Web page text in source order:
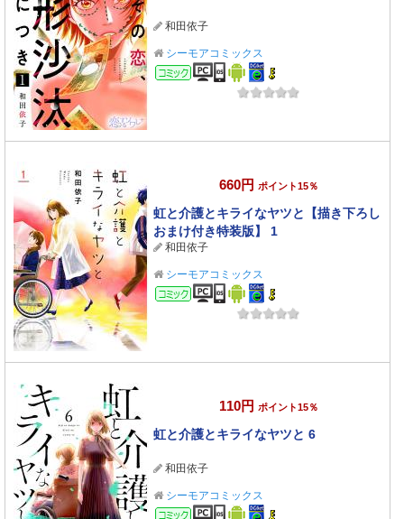
和田依子
シーモアコミックス
コミック
660円 ポイント15％
虹と介護とキライなヤツと【描き下ろし
おまけ付き特装版】 1
和田依子
シーモアコミックス
コミック
110円 ポイント15％
虹と介護とキライなヤツと 6
和田依子
シーモアコミックス
コミック